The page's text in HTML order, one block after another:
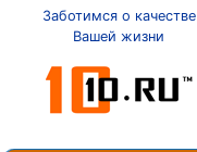
Заботимся о качестве
Вашей жизни